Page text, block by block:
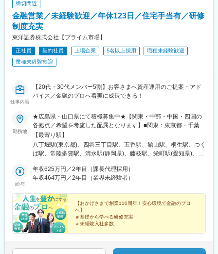
デル、融資事例の紹介、技術情報の提供）
・経営改善のアドバイス、経営コンサルティング
・行政機関、金融機関などとの連携
・販路拡大、仕入先拡大に向けたビジネスマッチング など
■配属部署
各都道府県の県庁所在地の市。ただし北海道にあっては帯広市、
北見市を含む。）
■仕事の魅力
農林水産分野は地域のさまざまな独自産業に触れ、地域振興や日
本の魅力ある「食」を全国規模で支援する役割を果たせます。営
どを通じ、日本の農林水産業を支えるという社会貢献性の高い仕
事です。お客さまと直接お会いし、何度もヒアリングを行って業
務理解を深め、その上で融資を行うため、真の顧客貢献を感じら
れるというやりがいがあります。
働きやすさの面では、ノー残業デーを週2日実施しており、「前職
より家族と過ごす時間がかなり増えた」という社員の声も。スキ
在籍しています。男女問わず育児に参加できるよう、会社として
サポートを行っています。
※制度一例
・結婚予定の社員に事前に希望勤務地を伺い、配偶者と同居がで
きるようにする制度
とができるようにする制度
締切間近
金融営業／未経験歓迎／年休123日／住宅手当有／研修
制度充実
東洋証券株式会社【プライム市場】
正社員 契約社員 上場企業 5名以上採用
職種未経験歓迎
業種未経験歓迎
仕事内容
【20代・30代メンバー5割】お客さまへ資産運用のご提案・アド
バイス／金融のプロへ着実に成長できる！
勤務地
★広島県・山口県にて積極募集中★【関東・中部・中国・四国の
各拠点／希望を考慮した配属となります】■関東：東京都・千葉
県・群馬県・茨城県■中部：静岡県・愛知県■中国：広島県・島根
県・山口県■四国：愛媛県・高知県★勤務地は、希望と適性を考慮
し決定します！※受動喫煙防止対策：主要事業所（東京）は敷地内
駅から徒歩2分～20分圏内にある、駅チカ支店が多数。毎日の通
勤ストレスを軽減し、仕事終わりの予定も立てやすい好立地が魅
【最寄り駅】
八丁堀駅(東京都)、四谷三丁目駅、五香駅、館山駅、桐生駅、つく
ば駅、常陸多賀駅、清水駅(静岡県)、藤枝駅、栄町駅(愛知県)、今
浜田駅、出雲市駅、岩国駅、徳山駅、山口駅(山口県)、琴芝駅、下
関駅、宝町駅(東京都)、曙橋駅、新清水駅、栄駅(愛知県)、鵜飼駅
駅、八丁堀駅(広島県)
給与
年収625万円／2年目（課長代理採用）
年収464万円／2年目（業界未経験者）
【おかげさまで創業110周年！安心環境で金融のプロ
へ】
＃基礎から学べる研修充実
＃未経験入社多数